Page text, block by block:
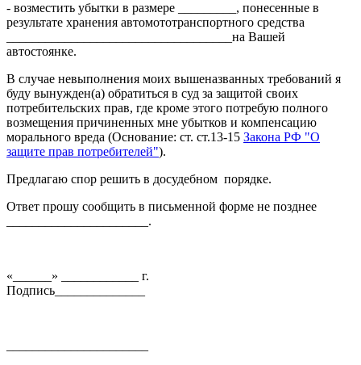
- возместить убытки в размере _________, понесенные в
результате хранения автомототранспортного средства
___________________________________на Вашей
автостоянке.
В случае невыполнения моих вышеназванных требований я
буду вынужден(а) обратиться в суд за защитой своих
потребительских прав, где кроме этого потребую полного
возмещения причиненных мне убытков и компенсацию
морального вреда (Основание: ст. ст.13-15 Закона РФ "О
защите прав потребителей").
Предлагаю спор решить в досудебном порядке.
Ответ прошу сообщить в письменной форме не позднее
______________________.
«______» ____________ г.
Подпись______________